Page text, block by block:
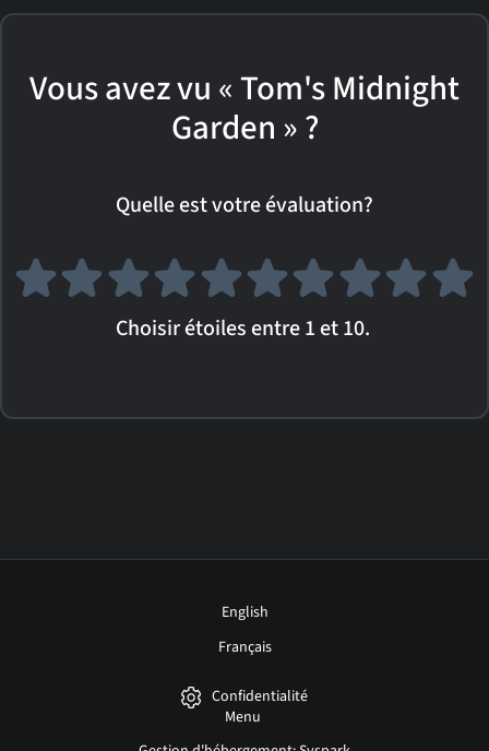
Vous avez vu « Tom's Midnight
Garden » ?
Quelle est votre évaluation?
Choisir étoiles entre 1 et 10.
English
Français
Confidentialité
Menu